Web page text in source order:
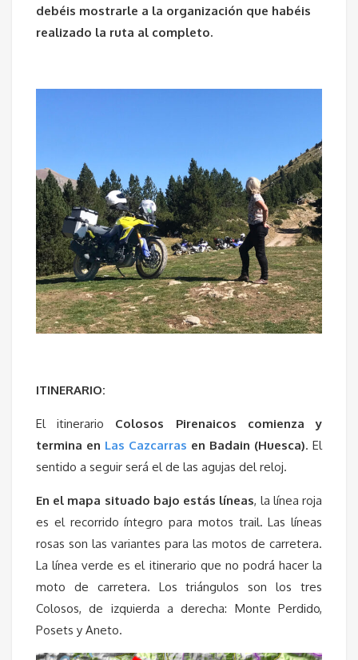
debéis mostrarle a la organización que habéis
realizado la ruta al completo.
ITINERARIO:
El itinerario Colosos Pirenaicos comienza y
termina en Las Cazcarras en Badain (Huesca). El
sentido a seguir será el de las agujas del reloj.
En el mapa situado bajo estás líneas, la línea roja
es el recorrido íntegro para motos trail. Las líneas
rosas son las variantes para las motos de carretera.
La línea verde es el itinerario que no podrá hacer la
moto de carretera. Los triángulos son los tres
Colosos, de izquierda a derecha: Monte Perdido,
Posets y Aneto.